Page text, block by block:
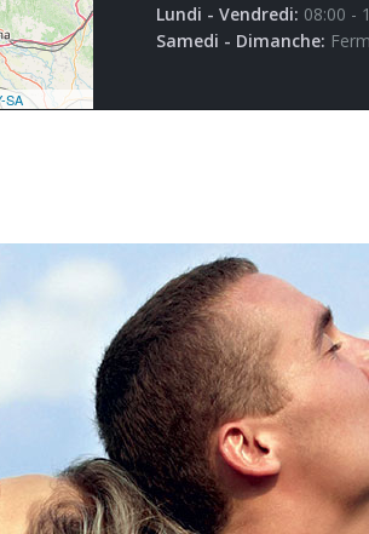
Lundi - Vendredi: 08:00 -
Samedi - Dimanche: